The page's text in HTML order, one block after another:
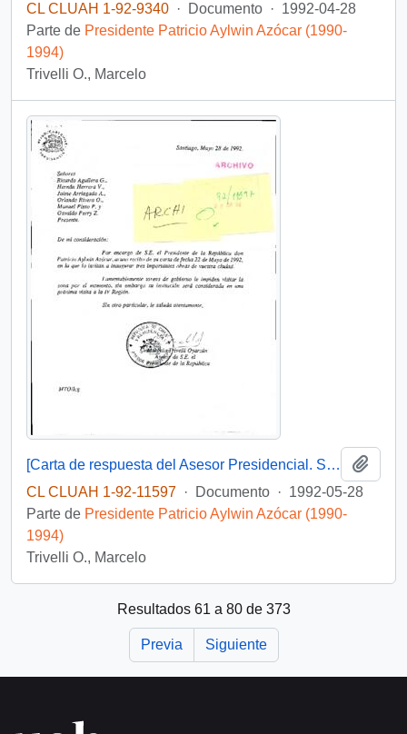
CL CLUAH 1-92-9340 · Documento · 1992-04-28
Parte de Presidente Patricio Aylwin Azócar (1990-
1994)
Trivelli O., Marcelo
[Carta de respuesta del Asesor Presidencial. Sr. Marcelo Trivelli, dirigida a autoridades de partidos políticos de Vicuña]
CL CLUAH 1-92-11597 · Documento · 1992-05-28
Parte de Presidente Patricio Aylwin Azócar (1990-
1994)
Trivelli O., Marcelo
Resultados 61 a 80 de 373
Previa Siguiente